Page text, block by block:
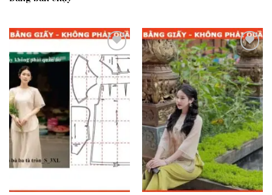
Add to
wishlist
Add to
wishlist